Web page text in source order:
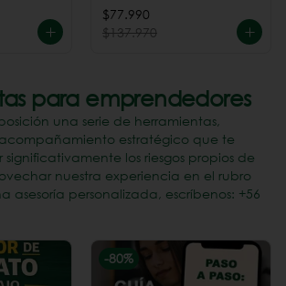
$77.990
$137.970
para emprendedores
una serie de herramientas,
estratégico que te
los riesgos propios de
nuestra experiencia en el rubro
asesoría personalizada, escríbenos: +56
-80%